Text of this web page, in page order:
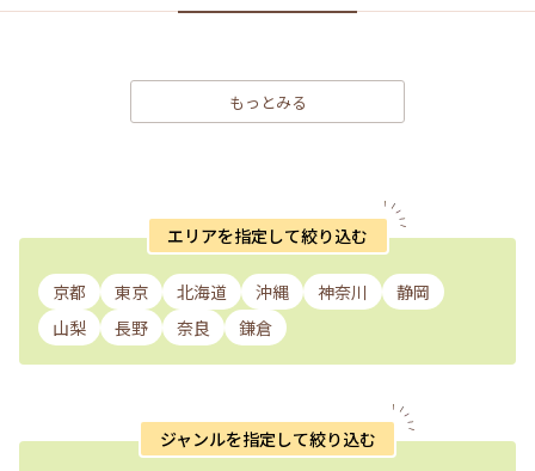
もっとみる
エリアを指定して絞り込む
京都 東京 北海道 沖縄 神奈川
静岡
山梨
長野 奈良 鎌倉
ジャンルを指定して絞り込む